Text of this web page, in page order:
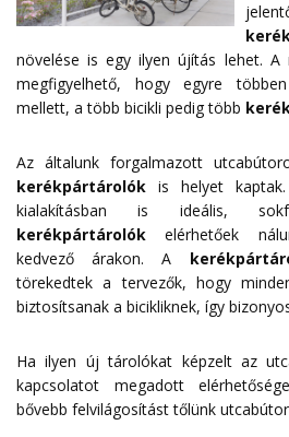
növelése is egy ilyen újítás lehet. A
megfigyelhető, hogy egyre
mellett, a több bicikli pedig több
Az általunk forgalmazott
kerékpártárolók is helyet
kialakításban is ideális,
kerékpártárolók elérhetőek
kedvező árakon. A
törekedtek a tervezők, hogy
biztosítsanak a bicikliknek, így
Ha ilyen új tárolókat képzelt az
kapcsolatot megadott
bővebb felvilágosítást tőlünk